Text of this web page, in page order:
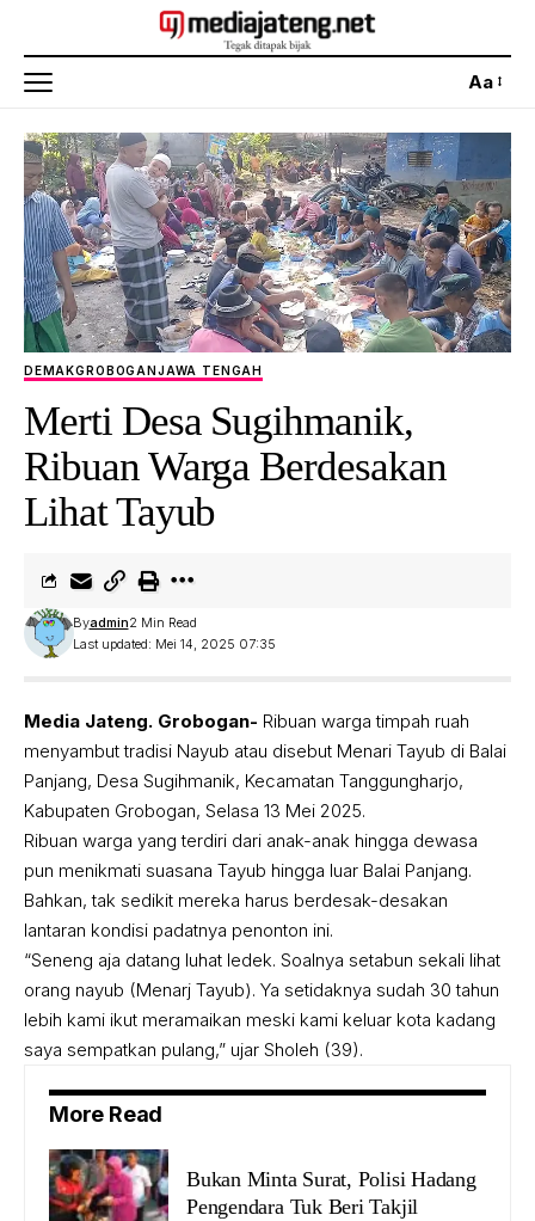
Aa
DEMAKGROBOGANJAWA TENGAH
Merti Desa Sugihmanik,
Ribuan Warga Berdesakan
Lihat Tayub
Last updated: Mei 14, 2025 07:35
Byadmin2 Min Read
Media Jateng. Grobogan- Ribuan warga timpah ruah
menyambut tradisi Nayub atau disebut Menari Tayub di Balai
Panjang, Desa Sugihmanik, Kecamatan Tanggungharjo,
Kabupaten Grobogan, Selasa 13 Mei 2025.
Ribuan warga yang terdiri dari anak-anak hingga dewasa
pun menikmati suasana Tayub hingga luar Balai Panjang.
Bahkan, tak sedikit mereka harus berdesak-desakan
lantaran kondisi padatnya penonton ini.
“Seneng aja datang luhat ledek. Soalnya setabun sekali lihat
orang nayub (Menarj Tayub). Ya setidaknya sudah 30 tahun
lebih kami ikut meramaikan meski kami keluar kota kadang
saya sempatkan pulang,” ujar Sholeh (39).
More Read
Bukan Minta Surat, Polisi Hadang
Pengendara Tuk Beri Takjil